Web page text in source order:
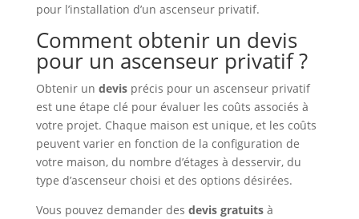
pour l’installation d’un ascenseur privatif.
Comment obtenir un devis
pour un ascenseur privatif ?
Obtenir un devisprécis pour un ascenseur privatif
est une étape clé pour évaluer les coûts associés à
votre projet. Chaque maison est unique, et les coûts
peuvent varier en fonction de la configuration de
votre maison, du nombre d’étages à desservir, du
type d’ascenseur choisi et des options désirées.
Vous pouvez demander des devis gratuitsà